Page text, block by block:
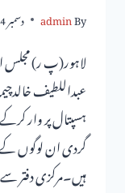
By
admin دسمبر 14, 2019
لاہور(پ ر) مجلس
عبداللطیف
ہسپتال پر وار
گردی ان لوگوں
ہیں۔مرکزی دفتر